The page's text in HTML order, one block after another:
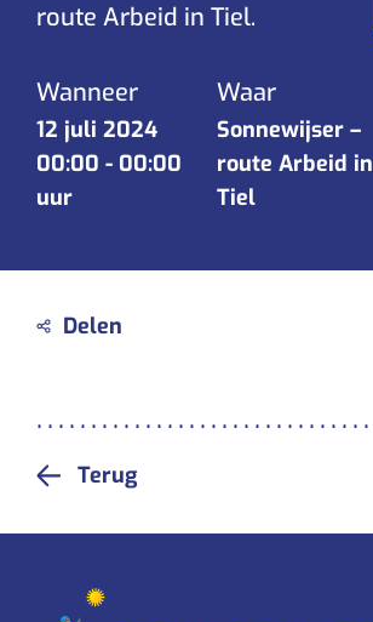
route Arbeid in Tiel.
Wanneer
12 juli 2024
00:00 - 00:00
uur
Waar
Sonnewijser –
route Arbeid in
Tiel
Terug